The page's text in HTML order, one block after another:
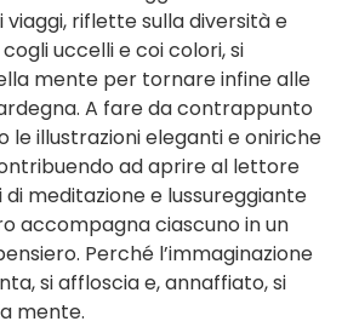
viaggi, riflette sulla diversità e
uccelli e coi colori, si
mente per tornare infine alle
A fare da contrappunto
le illustrazioni eleganti e oniriche
ad aprire al lettore
meditazione e lussureggiante
accompagna ciascuno in un
Perché l’immaginazione
si affloscia e, annaffiato, si
mente.